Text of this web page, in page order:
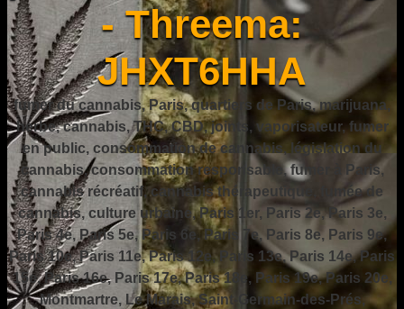
- Threema:
JHXT6HHA
fumer du cannabis, Paris, quartiers de Paris, marijuana,
herbe, cannabis, THC, CBD, joints, vaporisateur, fumer
en public, consommation de cannabis, législation du
cannabis, consommation responsable, fumer à Paris,
cannabis récréatif, cannabis thérapeutique, fumée de
cannabis, culture urbaine, Paris 1er, Paris 2e, Paris 3e,
Paris 4e, Paris 5e, Paris 6e, Paris 7e, Paris 8e, Paris 9e,
Paris 10e, Paris 11e, Paris 12e, Paris 13e, Paris 14e, Paris
15e, Paris 16e, Paris 17e, Paris 18e, Paris 19e, Paris 20e,
Montmartre, Le Marais, Saint-Germain-des-Prés,